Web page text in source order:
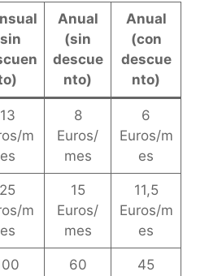
Anual
(sin
descue
nto)
Anual
(con
descue
nto)
13
m
es
8
Euros/
mes
6
Euros/m
es
25
m
es
15
Euros/
mes
11,5
Euros/m
es
60
45